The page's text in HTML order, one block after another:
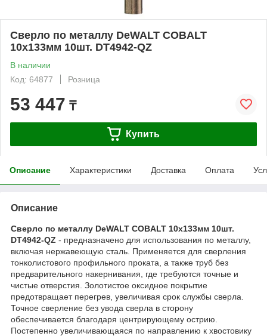
Сверло по металлу DeWALT COBALT
10x133мм 10шт. DT4942-QZ
В наличии
Код: 64877
Розница
53 447 ₸
Купить
Описание Характеристики Доставка Оплата
Описание
Сверло по металлу DeWALT COBALT 10x133мм 10шт.
DT4942-QZ - предназначено для использования по металлу,
включая нержавеющую сталь. Применяется для сверления
тонколистового профильного проката, а также труб без
предварительного накернивания, где требуются точные и
чистые отверстия. Золотистое оксидное покрытие
предотвращает перегрев, увеличивая срок службы сверла.
Точное сверление без увода сверла в сторону
обеспечивается благодаря центрирующему острию.
Постепенно увеличивающаяся по направлению к хвостовику